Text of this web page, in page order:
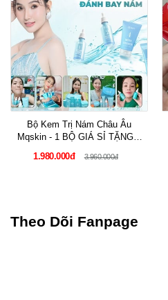
Bộ Kem Trị Nám Châu Âu
Mqskin - 1 BỘ GIÁ SỈ TẶNG 1
1.980.000đ 3.960.000đ
Theo Dõi Fanpage